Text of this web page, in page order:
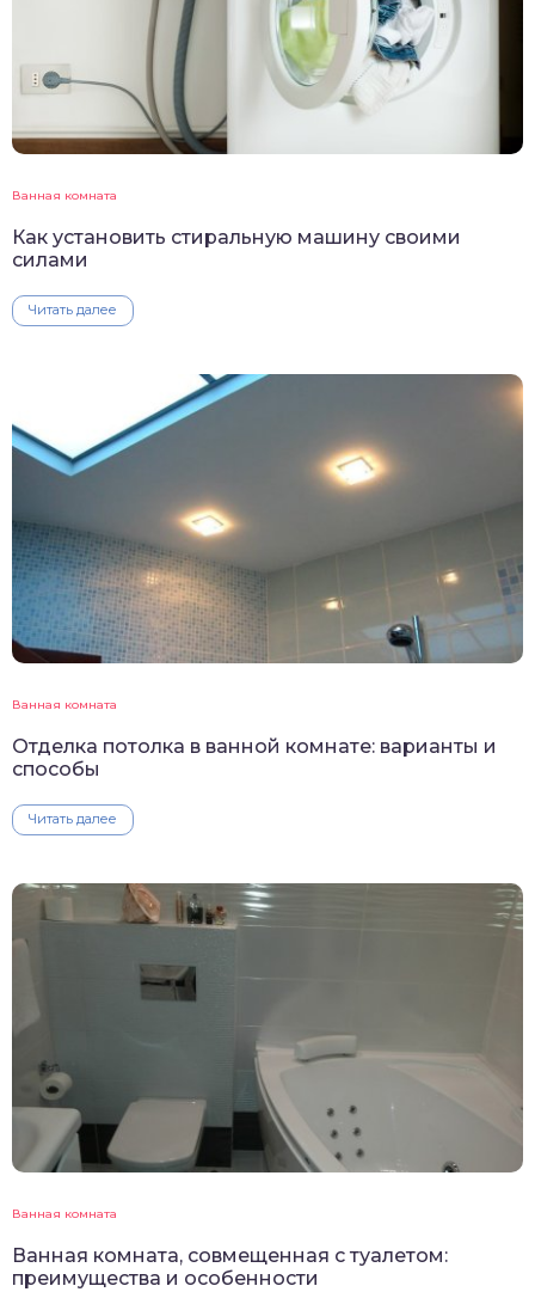
Ванная комната
Как установить стиральную машину своими
силами
Читать далее
Ванная комната
Отделка потолка в ванной комнате: варианты и
способы
Читать далее
Ванная комната
Ванная комната, совмещенная с туалетом:
преимущества и особенности